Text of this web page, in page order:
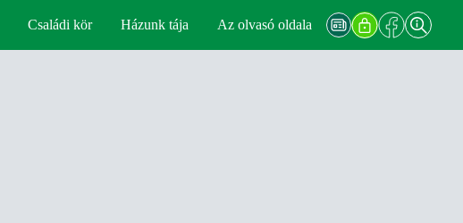
Családi kör Házunk tája Az olvasó oldala